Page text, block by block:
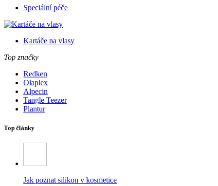
Speciální péče
Kartáče na vlasy
Top značky
Redken
Olaplex
Alpecin
Tangle Teezer
Plantur
Top články
Jak poznat silikon v kosmetice